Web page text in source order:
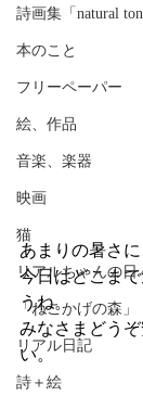
詩画集「natural
本のこと
フリーペーパー
絵、作品
音楽、楽器
映画
猫
リアルちゃんの日
「ねこかげの森」
リアル日記
詩＋絵
あまりの暑さに
今日はどこま
うね。
みなさまどう
い。